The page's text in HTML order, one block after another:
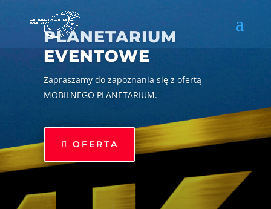
PLANETARIUM
EVENTOWE
Zapraszamy do zapoznania się z ofertą
MOBILNEGO PLANETARIUM.
OFERTA